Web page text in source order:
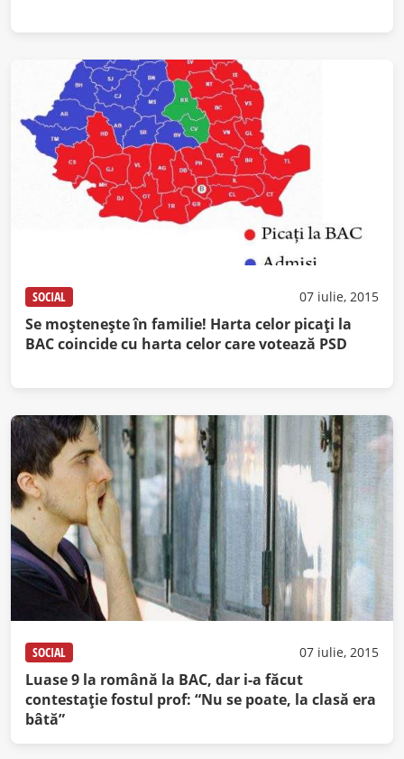
SOCIAL 07 iulie, 2015
Se moşteneşte în familie! Harta celor picaţi la
BAC coincide cu harta celor care votează PSD
SOCIAL 07 iulie, 2015
Luase 9 la română la BAC, dar i-a făcut
contestaţie fostul prof: “Nu se poate, la clasă era
bâtă”